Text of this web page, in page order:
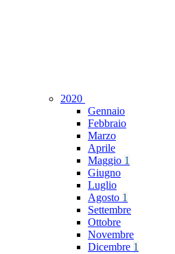
2020
Gennaio
Febbraio
Marzo
Aprile
Maggio 1
Giugno
Luglio
Agosto 1
Settembre
Ottobre
Novembre
Dicembre 1